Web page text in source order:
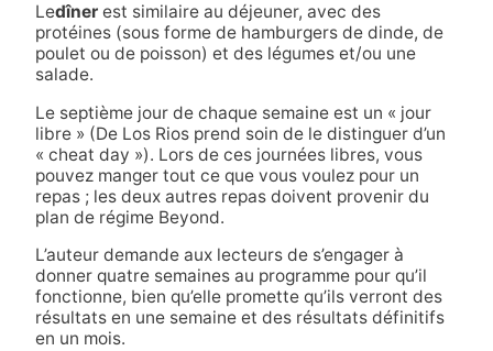
Ledînerest similaire au déjeuner, avec des
protéines (sous forme de hamburgers de dinde, de
poulet ou de poisson) et des légumes et/ou une
salade.
Le septième jour de chaque semaine est un « jour
libre » (De Los Rios prend soin de le distinguer d’un
« cheat day »). Lors de ces journées libres, vous
pouvez manger tout ce que vous voulez pour un
repas ; les deux autres repas doivent provenir du
plan de régime Beyond.
L’auteur demande aux lecteurs de s’engager à
donner quatre semaines au programme pour qu’il
fonctionne, bien qu’elle promette qu’ils verront des
résultats en une semaine et des résultats définitifs
en un mois.